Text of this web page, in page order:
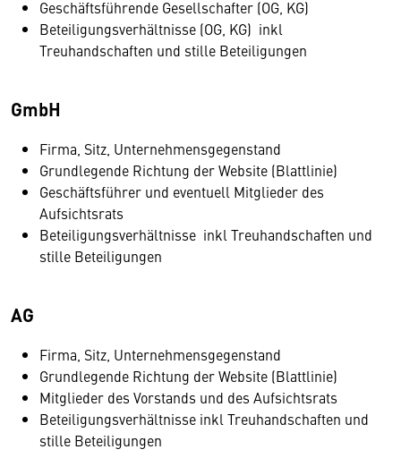
Geschäftsführende Gesellschafter (OG, KG)
Beteiligungsverhältnisse (OG, KG) inkl
Treuhandschaften und stille Beteiligungen
GmbH
Firma, Sitz, Unternehmensgegenstand
Grundlegende Richtung der Website (Blattlinie)
Geschäftsführer und eventuell Mitglieder des
Aufsichtsrats
Beteiligungsverhältnisse inkl Treuhandschaften und
stille Beteiligungen
AG
Firma, Sitz, Unternehmensgegenstand
Grundlegende Richtung der Website (Blattlinie)
Mitglieder des Vorstands und des Aufsichtsrats
Beteiligungsverhältnisse inkl Treuhandschaften und
stille Beteiligungen